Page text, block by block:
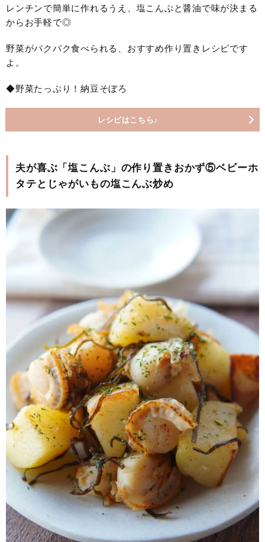
レンチンで簡単に作れるうえ、塩こんぶと醤油で味が決まる
からお手軽で◎
野菜がパクパク食べられる、おすすめ作り置きレシピです
よ。
◆野菜たっぷり！納豆そぼろ
レシピはこちら♪
夫が喜ぶ「塩こんぶ」の作り置きおかず⑤ベビーホ
タテとじゃがいもの塩こんぶ炒め